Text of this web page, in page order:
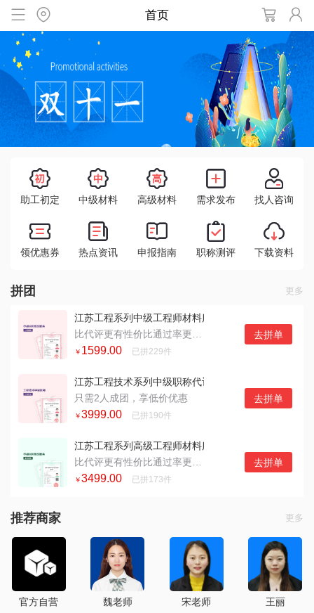
首页
助工初定 中级材料 高级材料 需求发布 找人咨询
领优惠券 热点资讯 申报指南 职称测评 下载资料
拼团 更多
江苏工程系列中级工程师材料服务2人拼团
￥ 1599.00 已拼229件
去拼单
江苏工程技术系列中级职称代评 2人拼单
只需2人成团，享低价优惠
￥3999.00 已拼190件
去拼单
江苏工程系列高级工程师材料服务2人拼团
￥3499.00 已拼173件
去拼单
推荐商家 更多
官方自营 魏老师 宋老师 王丽